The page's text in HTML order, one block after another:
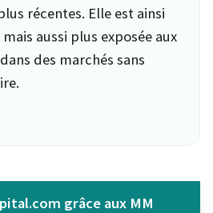
récentes. Elle est ainsi
aussi plus exposée aux
des marchés sans
grâce aux MM